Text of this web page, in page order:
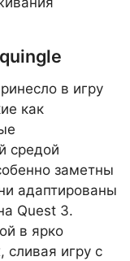
в игру
как
средой
заметны
адаптированы
Quest 3.
в ярко
сливая игру с